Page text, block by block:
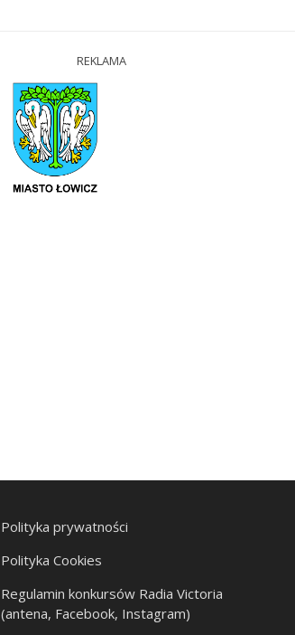
REKLAMA
Polityka prywatności
Polityka Cookies
Regulamin konkursów Radia Victoria
(antena, Facebook, Instagram)